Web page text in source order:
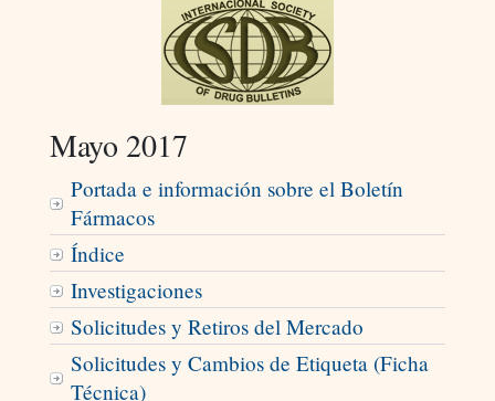
Mayo 2017
Portada e información sobre el Boletín
Fármacos
Índice
Investigaciones
Solicitudes y Retiros del Mercado
Solicitudes y Cambios de Etiqueta (Ficha
Técnica)